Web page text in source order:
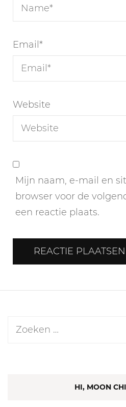
Email*
Website
Mijn naam, e-mail en
browser voor de
een reactie plaats.
Zoeken
HI, MOON